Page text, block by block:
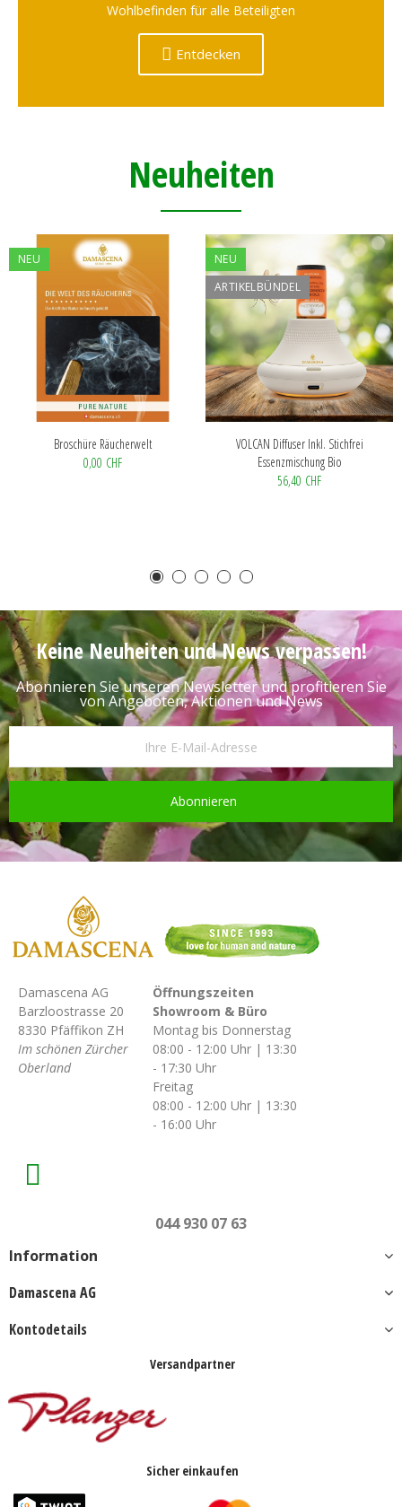
Wohlbefinden für alle Beteiligten
Entdecken
Neuheiten
NEU
Broschüre Räucherwelt
0,00 CHF
NEU
ARTIKELBÜNDEL
VOLCAN Diffuser Inkl. Stichfrei
Essenzmischung Bio
56,40 CHF
Keine Neuheiten und News verpassen!
Abonnieren Sie unseren Newsletter und profitieren Sie
von Angeboten, Aktionen und News
Abonnieren
Damascena AG
Barzloostrasse 20
8330 Pfäffikon ZH
Im schönen Zürcher
Oberland
Öffnungszeiten
Showroom & Büro
Montag bis Donnerstag
08:00 - 12:00 Uhr | 13:30
- 17:30 Uhr
Freitag
08:00 - 12:00 Uhr | 13:30
- 16:00 Uhr
044 930 07 63
Information
Damascena AG
Kontodetails
Versandpartner
Sicher einkaufen